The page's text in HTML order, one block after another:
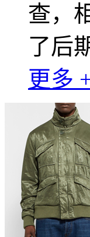
查，
了后
更多